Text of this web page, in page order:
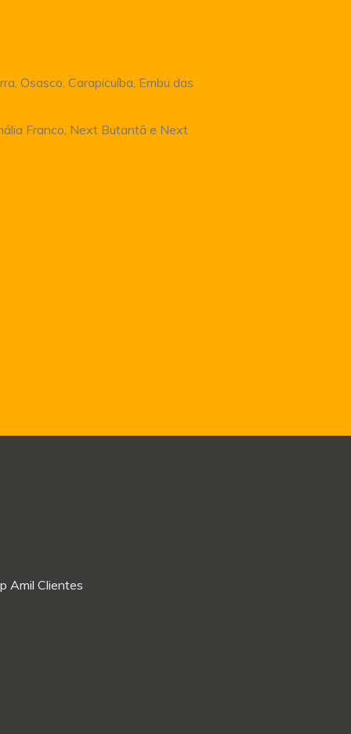
Osasco, Carapicuíba, Embu das
Franco, Next Butantã e Next
Amil Clientes